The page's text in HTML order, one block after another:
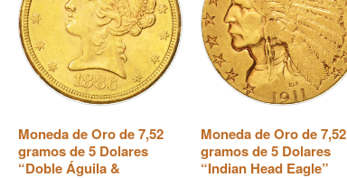
Moneda de Oro de 7,52
gramos de 5 Dolares
“Doble Águila &
Moneda de Oro de 7,52
gramos de 5 Dolares
“Indian Head Eagle”